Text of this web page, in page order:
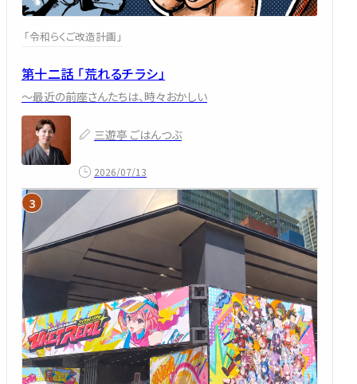
「令和らくご改造計画」
第十二話 「荒れるチラシ」
～最近の前座さんたちは、時々おかしい
三遊亭 ごはんつぶ
2026/07/13